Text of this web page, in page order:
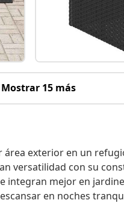
Mostrar 15 más
exterior en un
versatilidad con su
integran mejor en
en noches